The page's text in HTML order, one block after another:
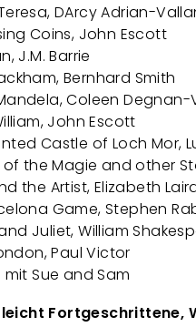
DArcy Adrian-
Coins, John Escott
J.M. Barrie
Bernhard Smith
Coleen Degnan-
John Escott
Castle of Loch Mor,
the Magie and other
the Artist, Elizabeth
Game, Stephen
Juliet, William
Paul Victor
mit Sue and Sam
Fortgeschrittene,